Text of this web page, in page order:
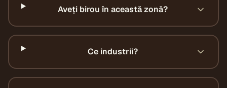
Aveți birou în această zonă?
Ce industrii?